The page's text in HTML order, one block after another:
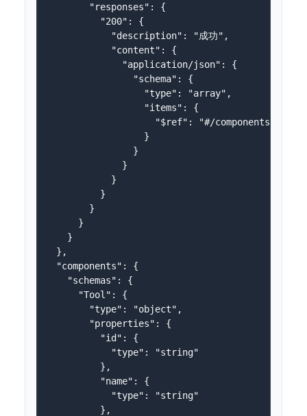
        "responses": {
          "200": {
            "description": "成功",
            "content": {
              "application/json": {
                "schema": {
                  "type": "array",
                  "items": {
"$ref": "#/components/
                  }
                }
              }
            }
          }
        }
      }
    }
  },
  "components": {
    "schemas": {
      "Tool": {
        "type": "object",
        "properties": {
          "id": {
            "type": "string"
          },
          "name": {
            "type": "string"
          },